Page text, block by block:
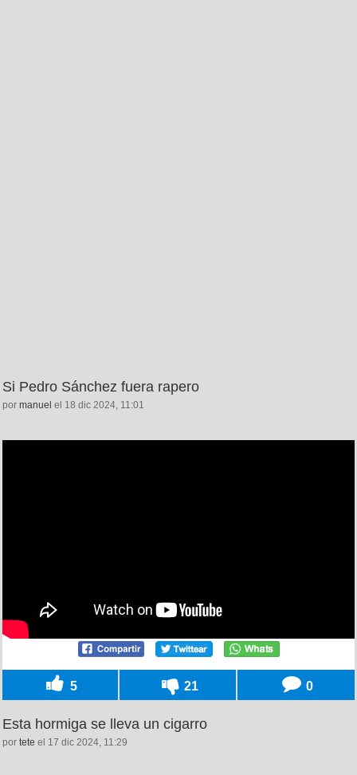
Si Pedro Sánchez fuera rapero
por manuel el 18 dic 2024, 11:01
5 21 0
Esta hormiga se lleva un cigarro
por tete el 17 dic 2024, 11:29